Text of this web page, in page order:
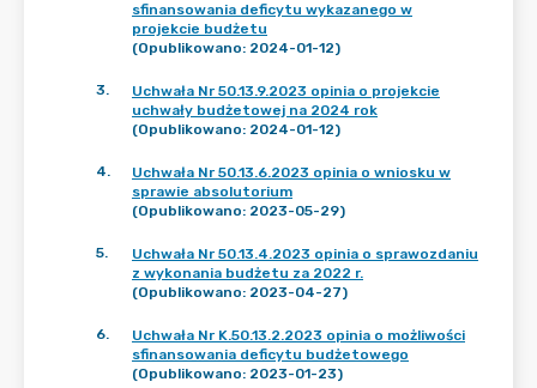
sfinansowania deficytu wykazanego w
projekcie budżetu
(Opublikowano: 2024-01-12)
3.
Uchwała Nr 50.13.9.2023 opinia o projekcie
uchwały budżetowej na 2024 rok
(Opublikowano: 2024-01-12)
4.
Uchwała Nr 50.13.6.2023 opinia o wniosku w
sprawie absolutorium
(Opublikowano: 2023-05-29)
5.
Uchwała Nr 50.13.4.2023 opinia o sprawozdaniu
z wykonania budżetu za 2022 r.
(Opublikowano: 2023-04-27)
6.
Uchwała Nr K.50.13.2.2023 opinia o możliwości
sfinansowania deficytu budżetowego
(Opublikowano: 2023-01-23)